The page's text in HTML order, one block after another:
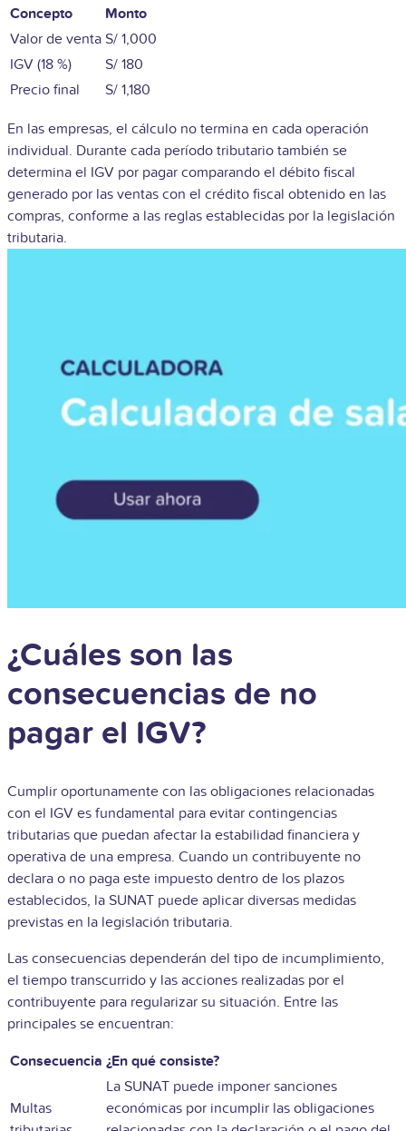
Concepto
Monto
Valor de venta S/ 1,000
IGV (18 %)
S/ 180
Precio final
S/ 1,180
En las empresas, el cálculo no termina en cada operación
individual. Durante cada período tributario también se
determina el IGV por pagar comparando el débito fiscal
generado por las ventas con el crédito fiscal obtenido en las
compras, conforme a las reglas establecidas por la legislación
tributaria.
¿Cuáles son las
consecuencias de no
pagar el IGV?
Cumplir oportunamente con las obligaciones relacionadas
con el IGV es fundamental para evitar contingencias
tributarias que puedan afectar la estabilidad financiera y
operativa de una empresa. Cuando un contribuyente no
declara o no paga este impuesto dentro de los plazos
establecidos, la SUNAT puede aplicar diversas medidas
previstas en la legislación tributaria.
Las consecuencias dependerán del tipo de incumplimiento,
el tiempo transcurrido y las acciones realizadas por el
contribuyente para regularizar su situación. Entre las
principales se encuentran:
Consecuencia ¿En qué consiste?
Multas
La SUNAT puede imponer sanciones
económicas por incumplir las obligaciones